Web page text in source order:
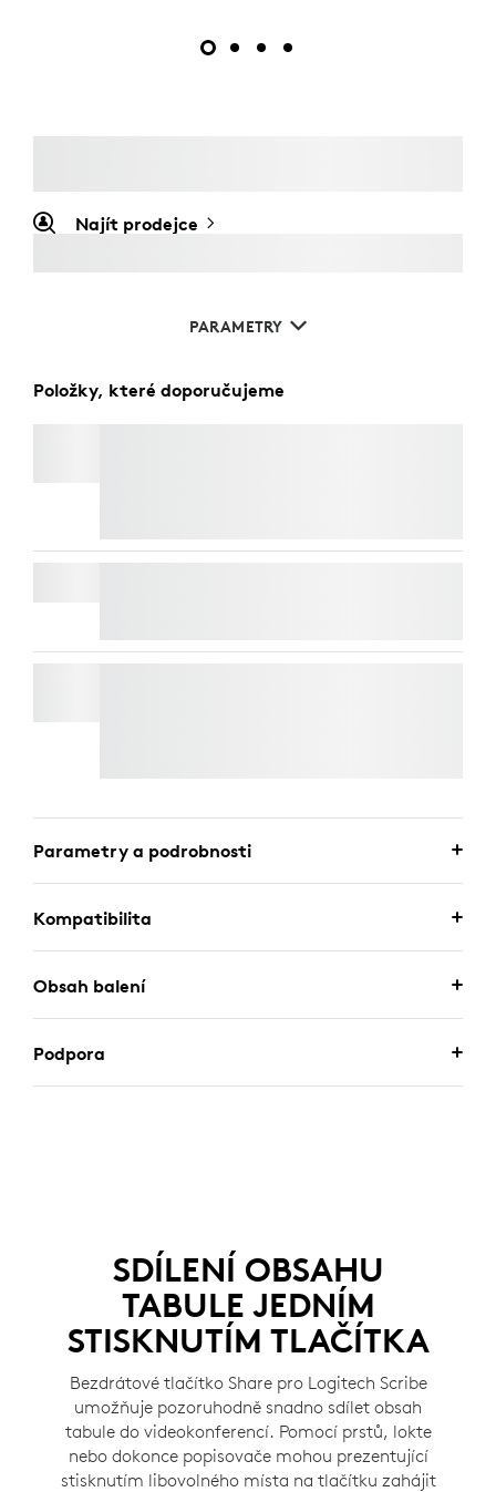
Najít prodejce
PARAMETRY
Položky, které doporučujeme
Parametry a podrobnosti
Kompatibilita
Obsah balení
Podpora
SDÍLENÍ OBSAHU
TABULE JEDNÍM
STISKNUTÍM TLAČÍTKA
Bezdrátové tlačítko Share pro Logitech Scribe
umožňuje pozoruhodně snadno sdílet obsah
tabule do videokonferencí. Pomocí prstů, lokte
nebo dokonce popisovače mohou prezentující
stisknutím libovolného místa na tlačítku zahájit